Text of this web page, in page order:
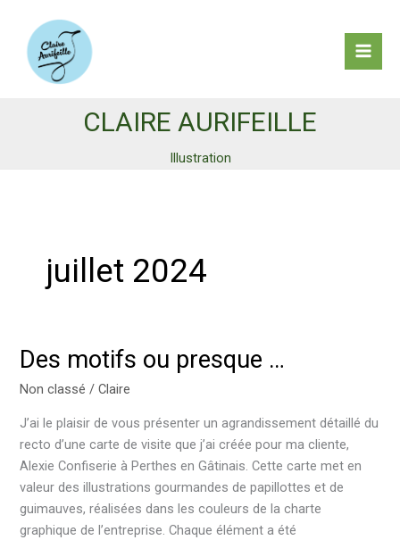
contenu
CLAIRE AURIFEILLE
Illustration
juillet 2024
Des motifs ou presque …
Non classé /Claire
J’ai le plaisir de vous présenter un agrandissement détaillé du
recto d’une carte de visite que j’ai créée pour ma cliente,
Alexie Confiserie à Perthes en Gâtinais. Cette carte met en
valeur des illustrations gourmandes de papillottes et de
guimauves, réalisées dans les couleurs de la charte
graphique de l’entreprise. Chaque élément a été